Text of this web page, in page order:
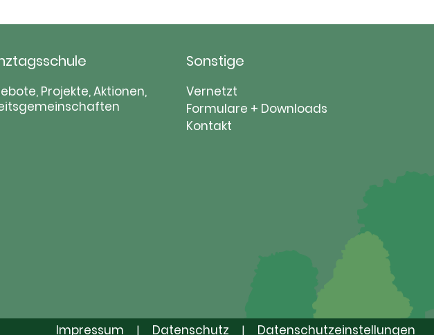
Projekte, Aktionen,
Sonstige
Navigation
überspringen
Vernetzt
Formulare + Downloads
Kontakt
Impressum | Datenschutz | Datenschutzeinstellungen